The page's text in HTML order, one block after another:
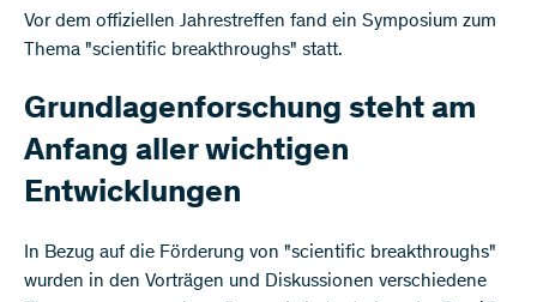
Vor dem offiziellen Jahrestreffen fand ein Symposium zum
Thema "scientific breakthroughs" statt.
Grundlagenforschung steht am
Anfang aller wichtigen
Entwicklungen
In Bezug auf die Förderung von "scientific breakthroughs"
wurden in den Vorträgen und Diskussionen verschiedene